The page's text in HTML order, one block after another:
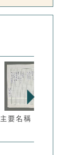
主要名稱：河流的臉